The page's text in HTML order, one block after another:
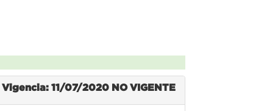
Vigencia: 11/07/2020 NO VIGENTE